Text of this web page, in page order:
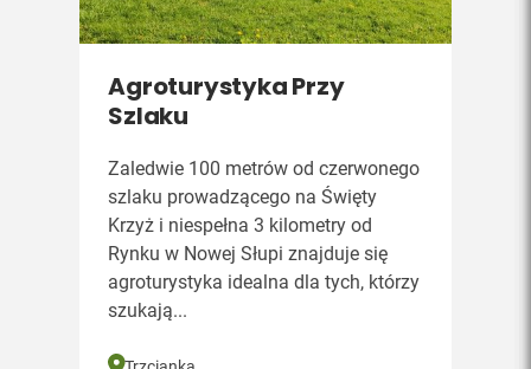
Agroturystyka Przy
Szlaku
Zaledwie 100 metrów od czerwonego
szlaku prowadzącego na Święty
Krzyż i niespełna 3 kilometry od
Rynku w Nowej Słupi znajduje się
agroturystyka idealna dla tych, którzy
szukają...